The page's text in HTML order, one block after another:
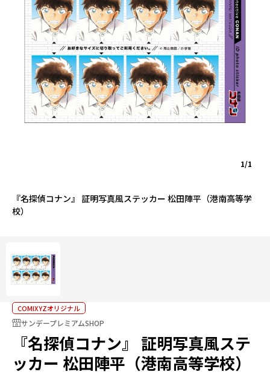
『名探偵コナン』 証明写真風ステッカー 松田陣平（港南高等学
校）
1/1
COMIXYZオリジナル
サンデープレミアムSHOP
『名探偵コナン』 証明写真風ステ
ッカー 松田陣平（港南高等学校）